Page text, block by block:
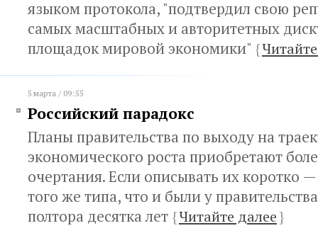
языком протокола, "подтвердил свою
самых масштабных и авторитетных
площадок мировой экономики" {
5 марта / 09:55
Российский парадокс
Планы правительства по выходу на
экономического роста приобретают
очертания. Если описывать их коротко
того же типа, что и были у
полтора десятка лет {Читайте далее}